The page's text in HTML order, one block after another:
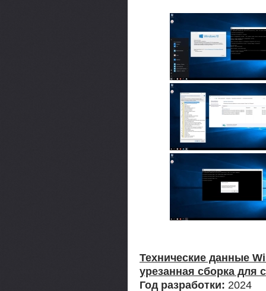
Технические данные
урезанная сборка для
Год разработки: 2024